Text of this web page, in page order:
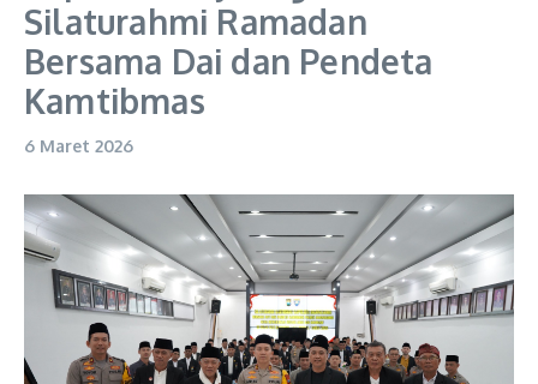
Silaturahmi Ramadan
Bersama Dai dan Pendeta
Kamtibmas
6 Maret 2026